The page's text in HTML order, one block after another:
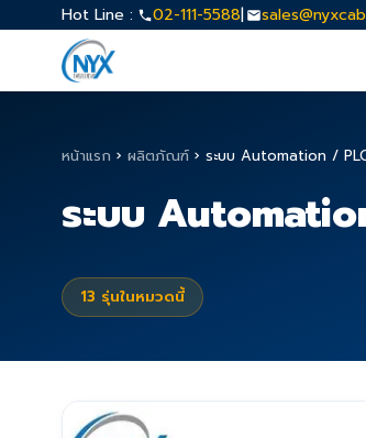
Hot Line : 02-111-5588|
หน้าแรก › ผลิตภัณฑ์ › ระบบ Automation /
ระบบ
13 รุ่นในหมวดนี้